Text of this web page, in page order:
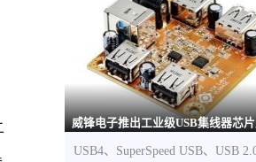
威锋电子推出工业级USB集线器芯
USB4、SuperSpeed USB、USB